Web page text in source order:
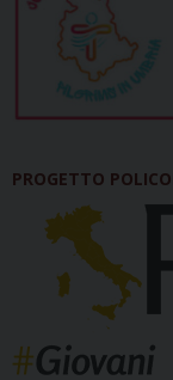
PROGETTO